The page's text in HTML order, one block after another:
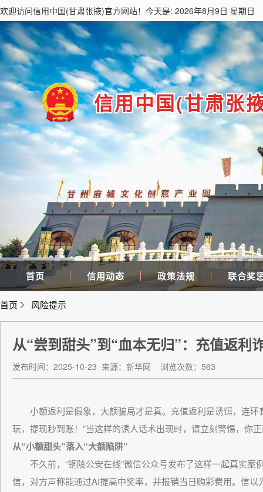
欢迎访问信用中国(甘肃张掖)官方网站！今天是: 2026年8月9日 星期日
信用中国(甘肃张
首页 信用动态 政策法规 联合奖
首页 风险提示
从“尝到甜头”到“血本无归”：充值返利
发布时间：2025-10-23 来源：新华网 浏览次数：563
小额返利是假象，大额骗局才是真。充值返利是诱饵，连环
玩，提现秒到账！”当这样的诱人话术出现时，请立刻警惕，你
从“小额甜头”落入“大额陷阱”
不久前，“铜陵公安在线”微信公众号发布了这样一起真实案
信，对方声称能通过AI提高中奖率，并报销当日购彩费用。信